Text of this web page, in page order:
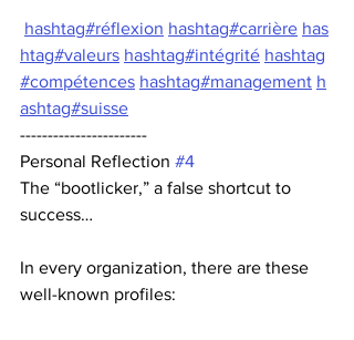
hashtag#réflexion hashtag#carrière has
htag#valeurs hashtag#intégrité hashtag
#compétences hashtag#management h
ashtag#suisse
-----------------------
Personal Reflection #4
The “bootlicker,” a false shortcut to
success…
In every organization, there are these
well-known profiles: